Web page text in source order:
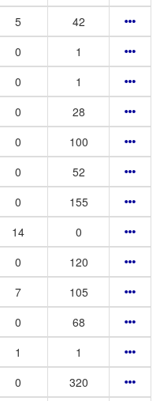
5
42
0
1
0
1
0
28
0
100
0
52
0
155
14
0
0
120
7
105
0
68
1
1
0
320